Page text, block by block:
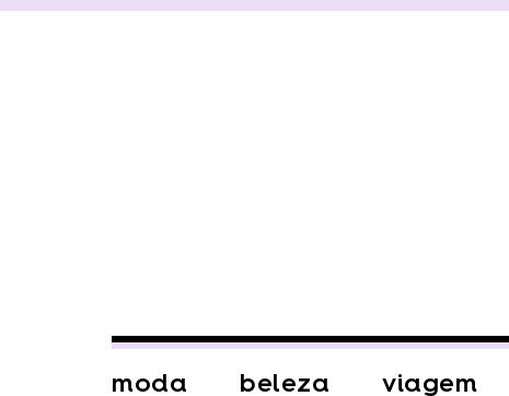
moda beleza viagem